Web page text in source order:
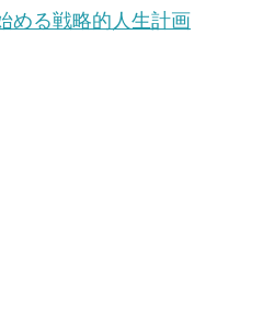
める戦略的人生計画